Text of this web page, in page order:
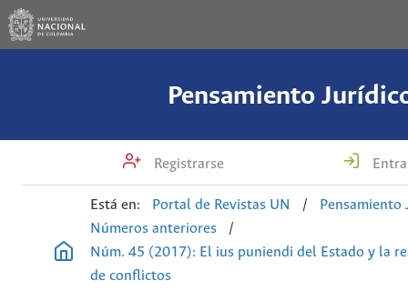
Pensamiento
Registrarse
Está en: Portal de Revistas UN /
Pensamiento
Números anteriores
/
Núm. 45 (2017): El ius puniendi del Estado y la
de conflictos